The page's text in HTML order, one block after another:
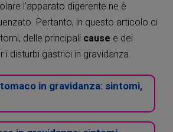
l’apparato digerente ne è
Pertanto, in questo articolo ci
delle principali cause e dei
i disturbi gastrici in gravidanza.
in gravidanza: sintomi,